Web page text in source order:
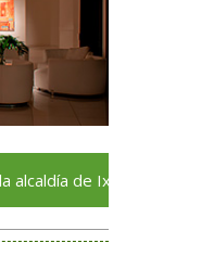
Ixhuatlán del Sureste